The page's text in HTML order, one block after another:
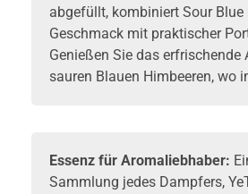
abgefüllt, kombiniert Sour Blue
Geschmack mit praktischer
Genießen Sie das erfrischende
sauren Blauen Himbeeren, wo
Essenz für Aromaliebhaber:
Sammlung jedes Dampfers,